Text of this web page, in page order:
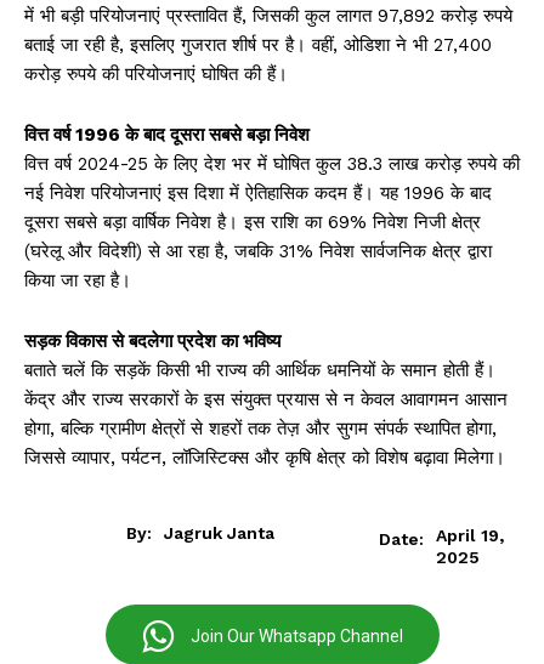
में भी बड़ी परियोजनाएं प्रस्तावित हैं, जिसकी कुल लागत 97,892 करोड़ रुपये
बताई जा रही है, इसलिए गुजरात शीर्ष पर है। वहीं, ओडिशा ने भी 27,400
करोड़ रुपये की परियोजनाएं घोषित की हैं।
वित्त वर्ष 1996 के बाद दूसरा सबसे बड़ा निवेश
वित्त वर्ष 2024-25 के लिए देश भर में घोषित कुल 38.3 लाख करोड़ रुपये की
नई निवेश परियोजनाएं इस दिशा में ऐतिहासिक कदम हैं। यह 1996 के बाद
दूसरा सबसे बड़ा वार्षिक निवेश है। इस राशि का 69% निवेश निजी क्षेत्र
(घरेलू और विदेशी) से आ रहा है, जबकि 31% निवेश सार्वजनिक क्षेत्र द्वारा
किया जा रहा है।
सड़क विकास से बदलेगा प्रदेश का भविष्य
बताते चलें कि सड़कें किसी भी राज्य की आर्थिक धमनियों के समान होती हैं।
केंद्र और राज्य सरकारों के इस संयुक्त प्रयास से न केवल आवागमन आसान
होगा, बल्कि ग्रामीण क्षेत्रों से शहरों तक तेज़ और सुगम संपर्क स्थापित होगा,
जिससे व्यापार, पर्यटन, लॉजिस्टिक्स और कृषि क्षेत्र को विशेष बढ़ावा मिलेगा।
By: Jagruk Janta Date:
April 19,
2025
Join Our Whatsapp Channel